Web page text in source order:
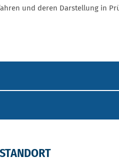
und deren Darstellung in
STANDORT